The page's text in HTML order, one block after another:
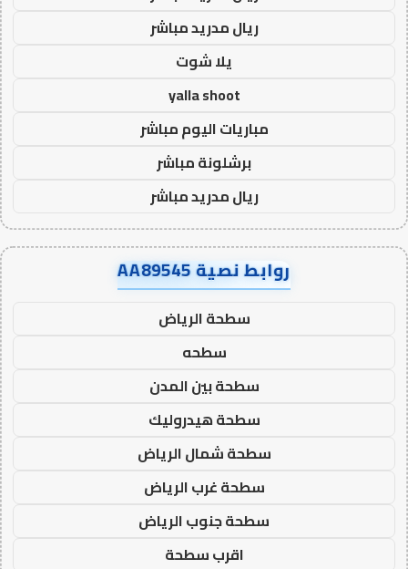
ريال مدريد مباشر
يلا شوت
yalla shoot
مباريات اليوم مباشر
برشلونة مباشر
ريال مدريد مباشر
روابط نصية AA89545
سطحة الرياض
سطحه
سطحة بين المدن
سطحة هيدروليك
سطحة شمال الرياض
سطحة غرب الرياض
سطحة جنوب الرياض
اقرب سطحة